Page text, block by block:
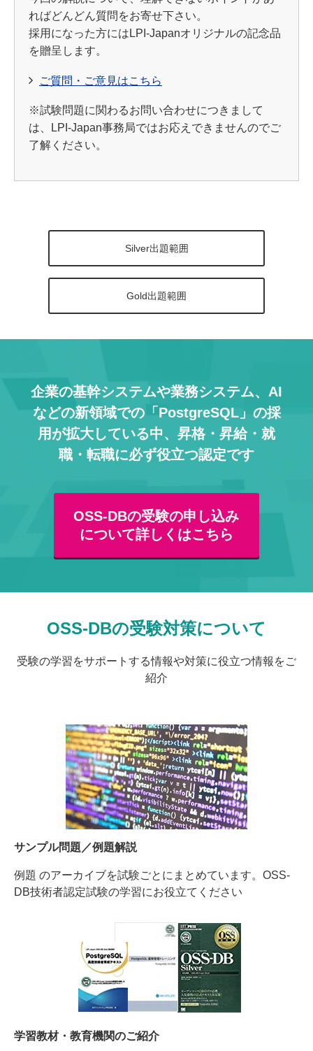
ればどんどん質問をお寄せ下さい。
採用になった方にはLPI-Japanオリジナルの記念品
を贈呈します。
ご質問・ご意見はこちら
※試験問題に関わるお問い合わせにつきまして
は、LPI-Japan事務局ではお応えできませんのでご
了解ください。
Silver出題範囲
Gold出題範囲
企業の基幹システムや業務システム、AI
などの新領域での「PostgreSQL」の採
用が拡大している中、 昇格・昇給・就
職・転職に必ず役立つ認定です
OSS-DBの受験の申し込み
について詳しくはこちら
OSS-DBの受験対策について
受験の学習をサポートする情報や対策に役立つ情報をご
紹介
サンプル問題／例題解説
例題 のアーカイブを試験ごとにまとめています。OSS-
DB技術者認定試験の学習にお役立てください
学習教材・教育機関のご紹介